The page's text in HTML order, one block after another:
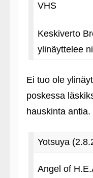
VHS
Keskiverto
ylinäyttelee
Ei tuo ole
poskessa
hauskinta antia.
Yotsuya
Angel of